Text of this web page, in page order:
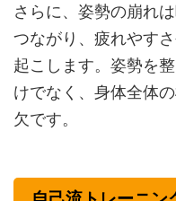
さらに、姿勢の崩れ
つながり、疲れやす
起こします。姿勢を
けでなく、身体全体
欠です。